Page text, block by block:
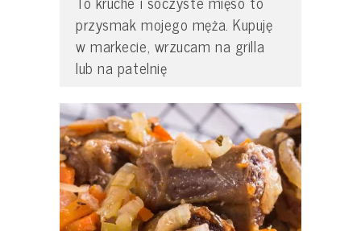
przysmak mojego męża. Kupuję
w markecie, wrzucam na grilla
lub na patelnię